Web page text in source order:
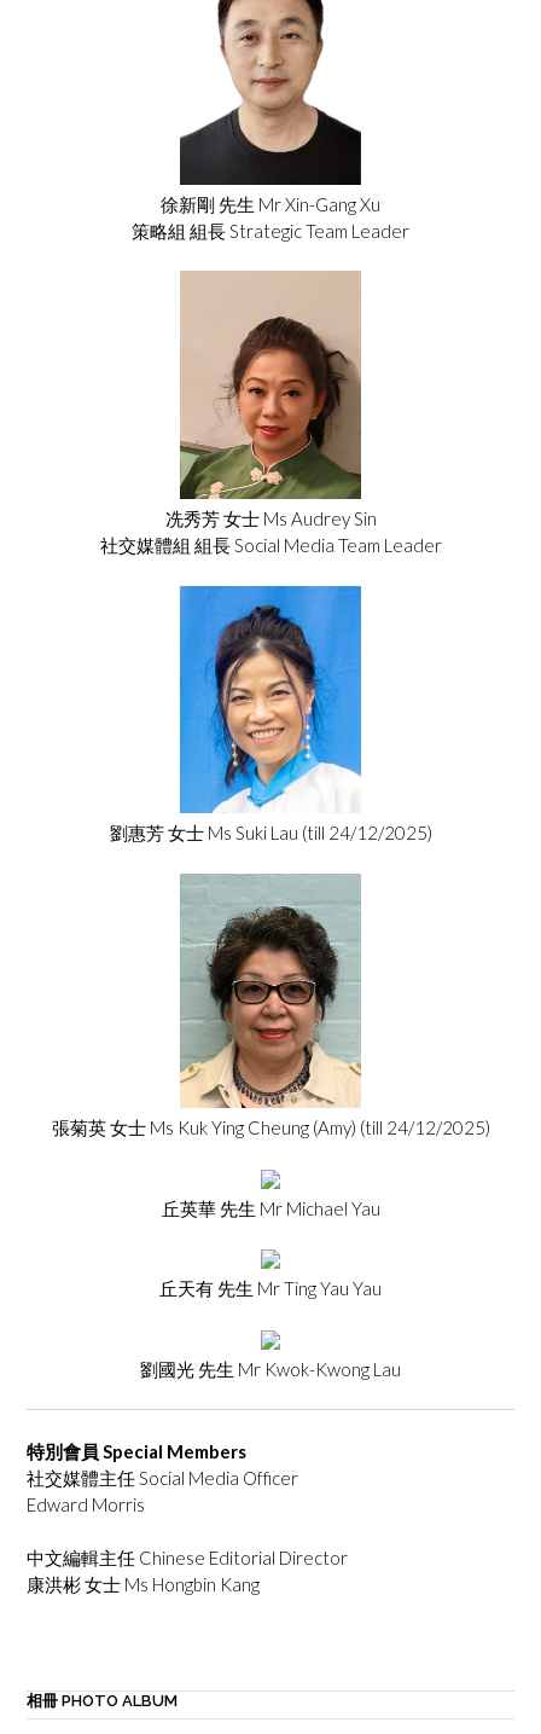
徐新剛 先生 Mr Xin-Gang Xu
策略組 組長 Strategic Team Leader
冼秀芳 女士 Ms Audrey Sin
社交媒體組 組長 Social Media Team Leader
劉惠芳 女士 Ms Suki Lau (till 24/12/2025)
張菊英 女士 Ms Kuk Ying Cheung (Amy) (till 24/12/2025)
丘英華 先生 Mr Michael Yau
丘天有 先生 Mr Ting Yau Yau
劉國光 先生 Mr Kwok-Kwong Lau
特別會員 Special Members
社交媒體主任 Social Media Officer
Edward Morris
中文編輯主任 Chinese Editorial Director
康洪彬 ⼥⼠ Ms Hongbin Kang
相冊 PHOTO ALBUM